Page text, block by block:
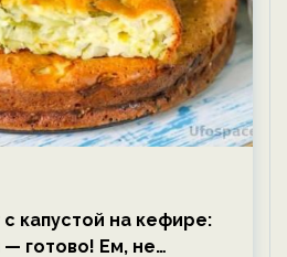
капустой на кефире:
— готово! Ем, не